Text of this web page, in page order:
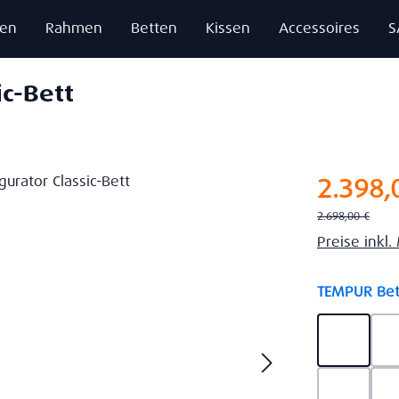
Rahmen Betten Kissen Accessoires
Bett
Regulärer Preis:
2.698,00 €
Preise inkl.
TEMPUR